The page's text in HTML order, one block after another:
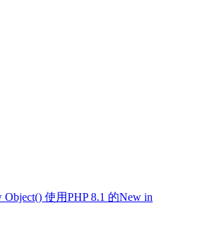
Object() 使用PHP 8.1 的New in